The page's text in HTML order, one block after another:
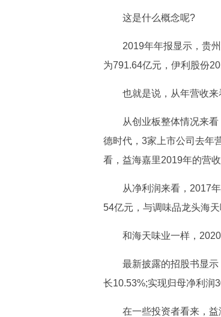
这是什么概念呢?
2019年年报显示，贵
为791.64亿元，伊利股份
也就是说，从年营收
从创业板整体情况来
德时代，3家上市公司去年
看，益海嘉里2019年的营
从净利润来看，2017
54亿元，与调味品龙头海
和海天味业一样，
最新披露的招股书显
长10.53%;实现归母净利润
在一些投资者看来，